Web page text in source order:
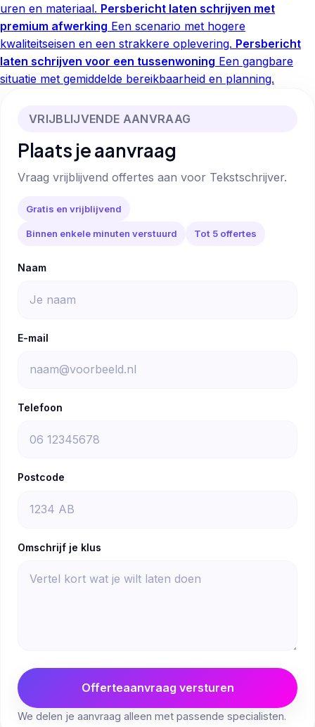
uren en materiaal. Persbericht laten schrijven met
premium afwerking Een scenario met hogere
kwaliteitseisen en een strakkere oplevering. Persbericht
laten schrijven voor een tussenwoning Een gangbare
situatie met gemiddelde bereikbaarheid en planning.
VRIJBLIJVENDE AANVRAAG
Plaats je aanvraag
Vraag vrijblijvend offertes aan voor Tekstschrijver.
Gratis en vrijblijvend
Binnen enkele minuten verstuurd Tot 5 offertes
Naam
E-mail
Telefoon
Postcode
Omschrijf je klus
Offerteaanvraag versturen
We delen je aanvraag alleen met passende specialisten.